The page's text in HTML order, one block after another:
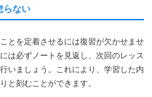
らない
とを定着させるには復習が欠かせませ
は必ずノートを見返し、次回のレッス
いましょう。これにより、学習した内
と刻むことができます。